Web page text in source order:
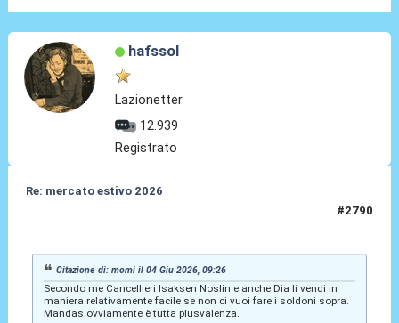
hafssol
Lazionetter
12.939
Registrato
Re: mercato estivo 2026
#2790
Citazione di: momi il 04 Giu 2026, 09:26
Secondo me Cancellieri Isaksen Noslin e anche Dia li vendi in
maniera relativamente facile se non ci vuoi fare i soldoni sopra.
Mandas ovviamente è tutta plusvalenza.